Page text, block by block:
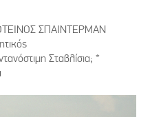
ΣΠΑΙΝΤΕΡΜΑΝ
Σταβλίσια; *